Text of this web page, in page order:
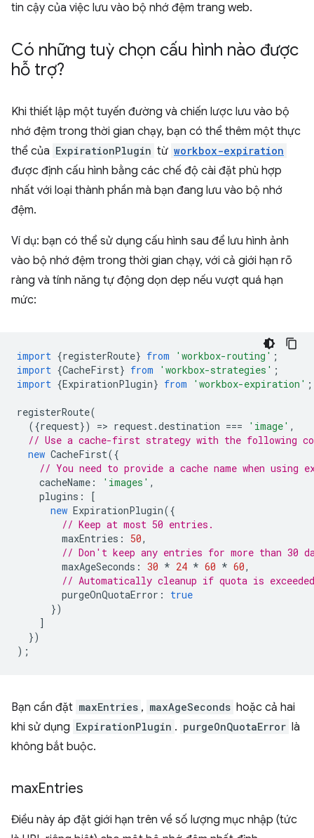
tin cậy của việc lưu vào bộ nhớ đệm trang web.
Có những tuỳ chọn cấu hình nào được
hỗ trợ?
Khi thiết lập một tuyến đường và chiến lược lưu vào bộ
nhớ đệm trong thời gian chạy, bạn có thể thêm một thực
thể của ExpirationPlugin từ workbox-expiration
được định cấu hình bằng các chế độ cài đặt phù hợp
nhất với loại thành phần mà bạn đang lưu vào bộ nhớ
đệm.
Ví dụ: bạn có thể sử dụng cấu hình sau để lưu hình ảnh
vào bộ nhớ đệm trong thời gian chạy, với cả giới hạn rõ
ràng và tính năng tự động dọn dẹp nếu vượt quá hạn
mức:
import {registerRoute} from 'workbox-routing' ;
import {CacheFirst} from 'workbox-strategies' ;
import {ExpirationPlugin} from 'workbox-expiration' ;
registerRoute(
({request}) => request.destination === 'image' ,
// Use a cache-first strategy with the following
new CacheFirst({
// You need to provide a cache name when using
cacheName : 'images' ,
plugins :
[
new ExpirationPlugin({
// Keep at most 50 entries.
maxEntries : 50,
// Don't keep any entries for more than 30
maxAgeSeconds : 30 * 24 * 60 * 60,
// Automatically cleanup if quota is
purgeOnQuotaError :
true
})
]
})
);
Bạn cần đặt maxEntries , maxAgeSeconds hoặc cả hai
khi sử dụng ExpirationPlugin . purgeOnQuotaError là
không bắt buộc.
maxEntries
Điều này áp đặt giới hạn trên về số lượng mục nhập (tức